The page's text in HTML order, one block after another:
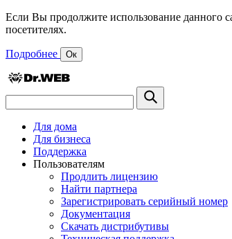
Если Вы продолжите использование данного
посетителях.
Подробнее Ок
Для дома
Для бизнеса
Поддержка
Пользователям
Продлить лицензию
Найти партнера
Зарегистрировать серийный номер
Документация
Скачать дистрибутивы